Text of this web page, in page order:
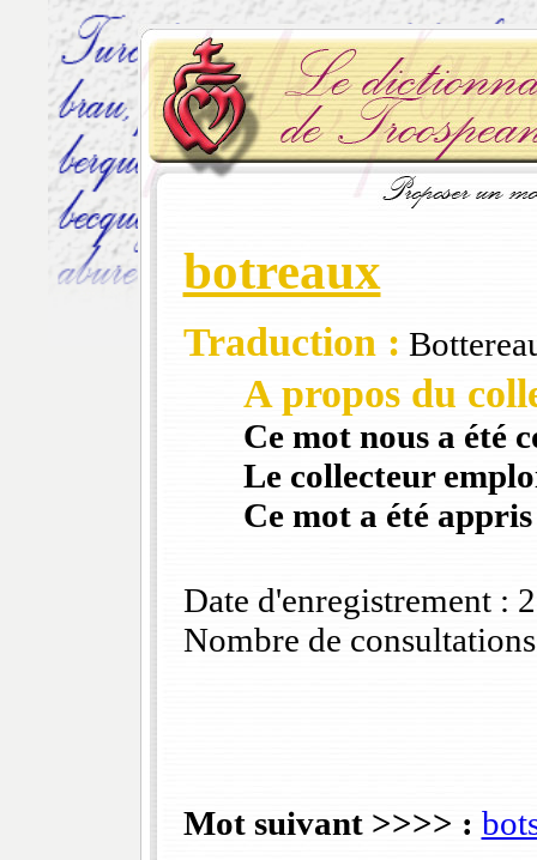
botreaux
Traduction :
A propos du
Ce mot nous a été
Le collecteur
Ce mot a été
Date d'enregistrement :
Nombre de
Mot suivant >>>> :